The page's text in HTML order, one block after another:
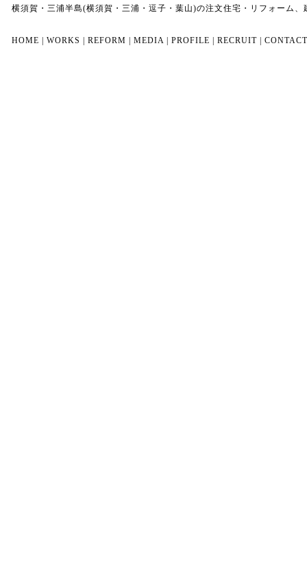
横須賀・三浦半島(横須賀・三浦・逗子・葉山)の注文住宅・リフォーム
HOME WORKS REFORM MEDIA PROFILE RECRUIT CONTACT